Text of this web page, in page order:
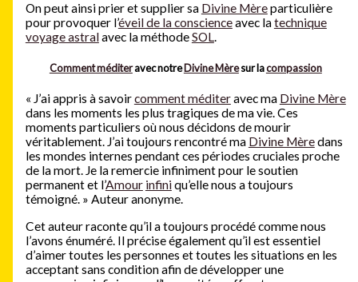
On peut ainsi prier et supplier sa Divine Mèreparticulière
pour provoquer l’éveil de la conscienceavec latechnique
voyage astralavec la méthodeSOL.
Comment méditeravec notreDivine Mèresur lacompassion
« J’ai appris à savoircomment méditeravec ma Divine Mère
dans les moments les plus tragiques de ma vie. Ces
moments particuliers où nous décidons de mourir
véritablement. J’ai toujours rencontré ma Divine Mèredans
les mondes internes pendant ces périodes cruciales proche
de la mort. Je la remercie infiniment pour le soutien
permanent et l’Amour infiniqu’elle nous a toujours
témoigné. » Auteur anonyme.
Cet auteur raconte qu’il a toujours procédé comme nous
l’avons énuméré. Il précise également qu’il est essentiel
d’aimer toutes les personnes et toutes les situations en les
acceptant sans condition afin de développer une